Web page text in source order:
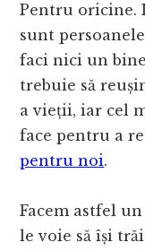
Pentru oricine.
sunt
faci nici un
trebuie să
a vieții, iar cel
face pentru a
pentru noi.
Facem astfel
le voie să își